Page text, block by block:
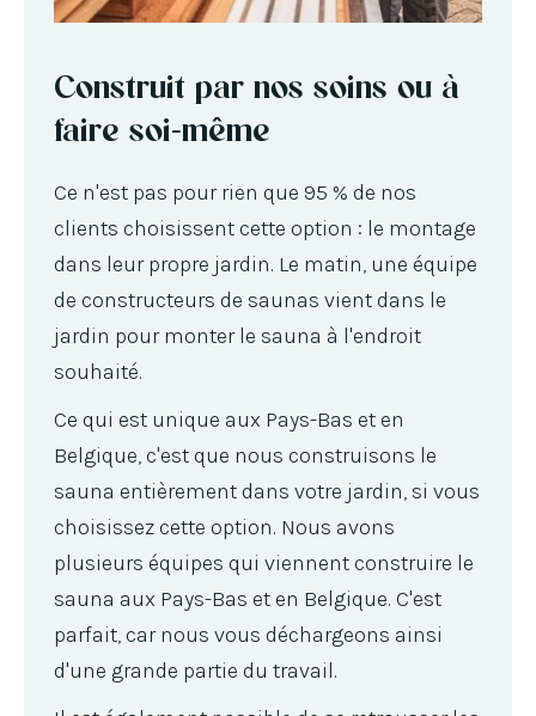
Construit par nos soins ou à
faire soi-même
Ce n'est pas pour rien que 95 % de nos
clients choisissent cette option : le montage
dans leur propre jardin. Le matin, une équipe
de constructeurs de saunas vient dans le
jardin pour monter le sauna à l'endroit
souhaité.
Ce qui est unique aux Pays-Bas et en
Belgique, c'est que nous construisons le
sauna entièrement dans votre jardin, si vous
choisissez cette option. Nous avons
plusieurs équipes qui viennent construire le
sauna aux Pays-Bas et en Belgique. C'est
parfait, car nous vous déchargeons ainsi
d'une grande partie du travail.